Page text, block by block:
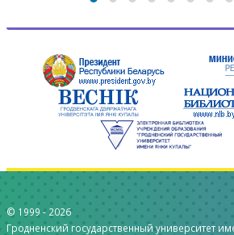
© 1999 - 2026
Гродненский государственный университет